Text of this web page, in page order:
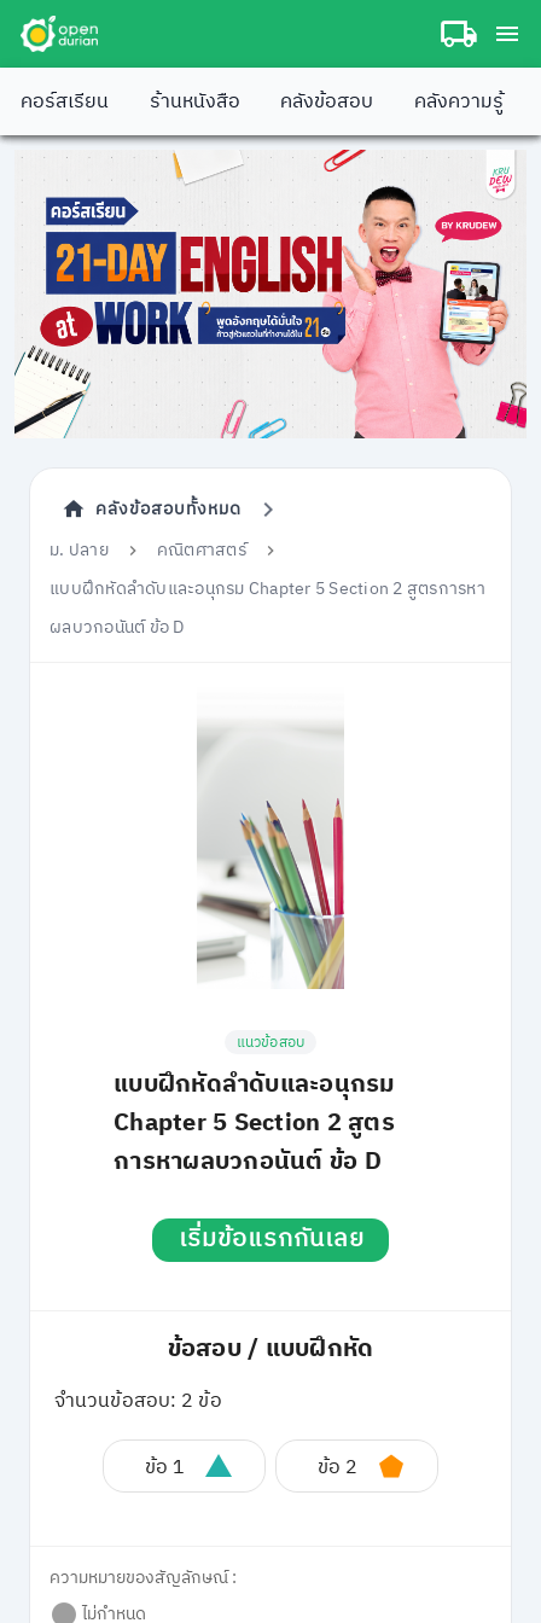
คอร์สเรียน ร้านหนังสือ คลังข้อสอบ คลังความรู้
คลังข้อสอบทั้งหมด
ม. ปลาย
คณิตศาสตร์
แบบฝึกหัดลำดับและอนุกรม Chapter 5 Section 2 สูตรการหา
ผลบวกอนันต์ ข้อ D
แนวข้อสอบ
แบบฝึกหัดลำดับและอนุกรม
Chapter 5 Section 2 สูตร
การหาผลบวกอนันต์ ข้อ D
เริ่มข้อแรกกันเลย
ข้อสอบ / แบบฝึกหัด
จำนวนข้อสอบ: 2 ข้อ
ข้อ 1 ข้อ 2
ความหมายของสัญลักษณ์ :
ไม่กำหนด